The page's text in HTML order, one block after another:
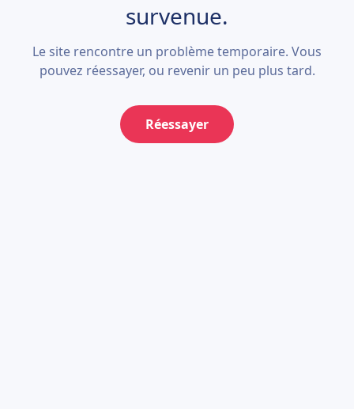
survenue.
Le site rencontre un problème temporaire. Vous
pouvez réessayer, ou revenir un peu plus tard.
Réessayer